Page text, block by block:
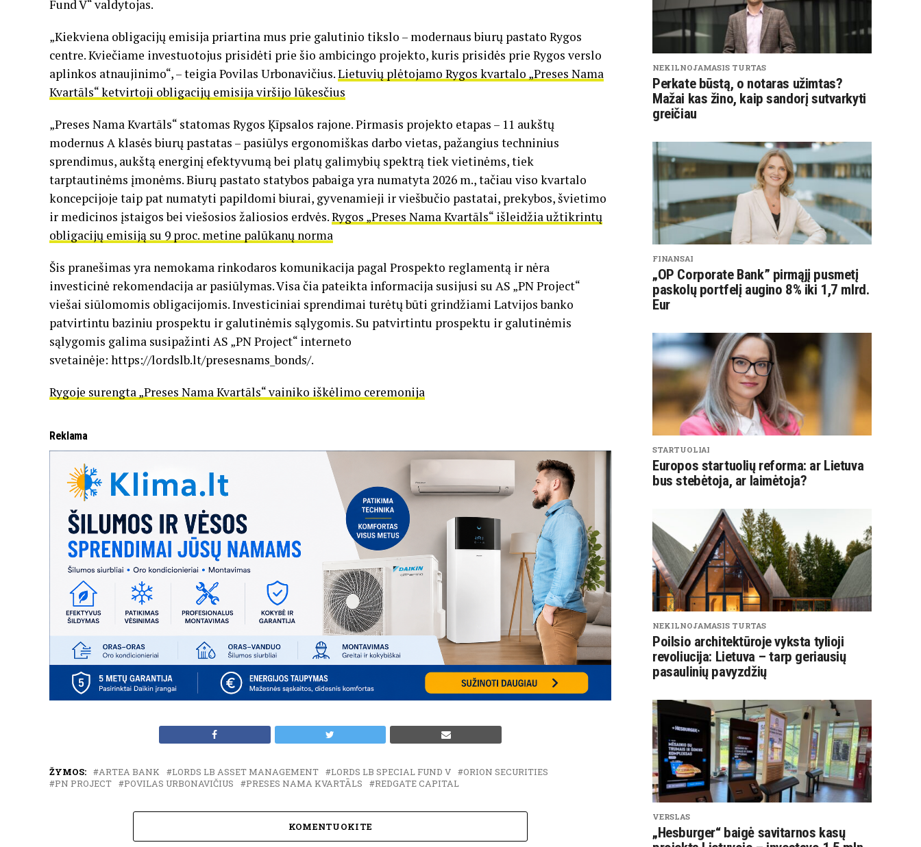
Fund V“ valdytojas.
„Kiekviena obligacijų emisija priartina mus prie galutinio tikslo – modernaus biurų pastato Rygos
centre. Kviečiame investuotojus prisidėti prie šio ambicingo projekto, kuris prisidės prie Rygos verslo
aplinkos atnaujinimo“, – teigia Povilas Urbonavičius.Lietuvių plėtojamo Rygos kvartalo „Preses Nama
Kvartāls“ ketvirtoji obligacijų emisija viršijo lūkesčius
„Preses Nama Kvartāls“ statomas Rygos Ķīpsalos rajone. Pirmasis projekto etapas – 11 aukštų
modernus A klasės biurų pastatas – pasiūlys ergonomiškas darbo vietas, pažangius techninius
sprendimus, aukštą energinį efektyvumą bei platų galimybių spektrą tiek vietinėms, tiek
tarptautinėms įmonėms. Biurų pastato statybos pabaiga yra numatyta 2026 m., tačiau viso kvartalo
koncepcijoje taip pat numatyti papildomi biurai, gyvenamieji ir viešbučio pastatai, prekybos, švietimo
ir medicinos įstaigos bei viešosios žaliosios erdvės.Rygos „Preses Nama Kvartāls“ išleidžia užtikrintų
obligacijų emisiją su 9 proc. metine palūkanų norma
Šis pranešimas yra nemokama rinkodaros komunikacija pagal Prospekto reglamentą ir nėra
investicinė rekomendacija ar pasiūlymas. Visa čia pateikta informacija susijusi su AS „PN Project“
viešai siūlomomis obligacijomis. Investiciniai sprendimai turėtų būti grindžiami Latvijos banko
patvirtintu baziniu prospektu ir galutinėmis sąlygomis. Su patvirtintu prospektu ir galutinėmis
sąlygomis galima susipažinti AS „PN Project“ interneto
svetainėje: https://lordslb.lt/presesnams_bonds/.
Rygoje surengta „Preses Nama Kvartāls“ vainiko iškėlimo ceremonija
Reklama
ŽYMOS: ARTEA BANK LORDS LB ASSET MANAGEMENT LORDS LB SPECIAL FUND V
ORION SECURITIES
PN PROJECT
POVILAS URBONAVIČIUS PRESES NAMA KVARTĀLS REDGATE CAPITAL
KOMENTUOKITE
NEKILNOJAMASIS TURTAS
Perkate būstą, o notaras užimtas?
Mažai kas žino, kaip sandorį sutvarkyti
greičiau
FINANSAI
„OP Corporate Bank” pirmąjį pusmetį
paskolų portfelį augino 8% iki 1,7 mlrd.
Eur
STARTUOLIAI
Europos startuolių reforma: ar Lietuva
bus stebėtoja, ar laimėtoja?
NEKILNOJAMASIS TURTAS
Poilsio architektūroje vyksta tylioji
revoliucija: Lietuva – tarp geriausių
pasaulinių pavyzdžių
VERSLAS
„Hesburger“ baigė savitarnos kasų